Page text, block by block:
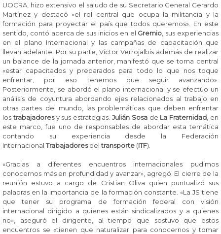
UOCRA, hizo extensivo el saludo de su Secretario General Gerardo
Martínez y destacó «el rol central que ocupa la militancia y la
formación para proyectar el país que todos queremos». En este
sentido, contó acerca de sus inicios en el Gremio , sus experiencias
en el plano Internacional y las campañas de capacitación que
llevan adelante. Por su parte, Víctor Verrojalbis además de realizar
un balance de la jornada anterior, manifestó que se torna central
«estar capacitados y preparados para todo lo que nos toque
enfrentar, por eso tenemos que seguir avanzando».
Posteriormente, se abordó el plano internacional y se efectúo un
análisis de coyuntura abordando ejes relacionados al trabajo en
otras partes del mundo, las problemáticas que deben enfrentar
lostrabajadoresy sus estrategias.Julián Sosade La Fraternidad , en
este marco, fue uno de responsables de abordar esta temática
contando su experiencia desde la Federación
InternacionalTrabajadoresdeltransporte (ITF).
«Gracias a diferentes encuentros internacionales pudimos
conocernos más en profundidad y avanzar», agregó. El cierre de la
reunión estuvo a cargo de Cristian Oliva quien puntualizó sus
palabras en la importancia de la formación constante. «La JS tiene
que tener su programa de formación federal con visión
internacional dirigido a quienes están sindicalizados y a quienes
no», aseguró el dirigente, al tiempo que sostuvo que estos
encuentros se «tienen que naturalizar para conocernos y tomar